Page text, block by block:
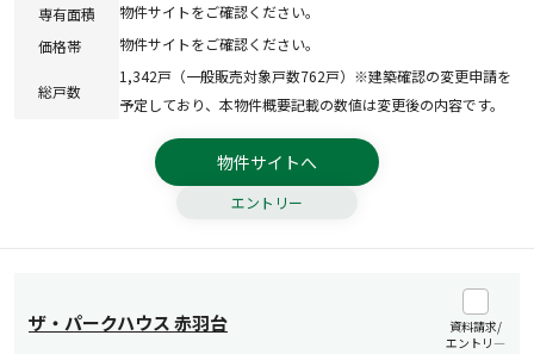
専有面積 物件サイトをご確認ください。
価格帯 物件サイトをご確認ください。
総戸数
1,342戸（一般販売対象戸数762戸）※建築確認の変更申請を
予定しており、本物件概要記載の数値は変更後の内容です。
物件サイトへ
エントリー
ザ・パークハウス 赤羽台
資料請求/
エントリ―